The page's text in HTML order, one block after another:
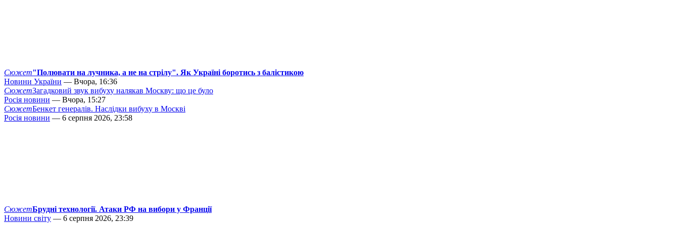
Сюжет"Полювати на лучника, а не на стрілу". Як Україні боротись з балістикою
Новини України — Вчора, 16:36
СюжетЗагадковий звук вибуху налякав Москву: що це було
Росія новини — Вчора, 15:27
СюжетБенкет генералів. Наслідки вибуху в Москві
Росія новини — 6 серпня 2026, 23:58
СюжетБрудні технології. Атаки РФ на вибори у Франції
Новини світу — 6 серпня 2026, 23:39